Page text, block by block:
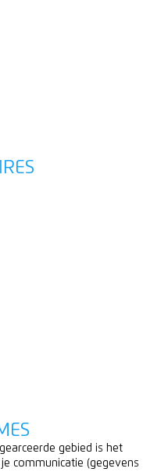
gebied is het
communicatie (gegevens